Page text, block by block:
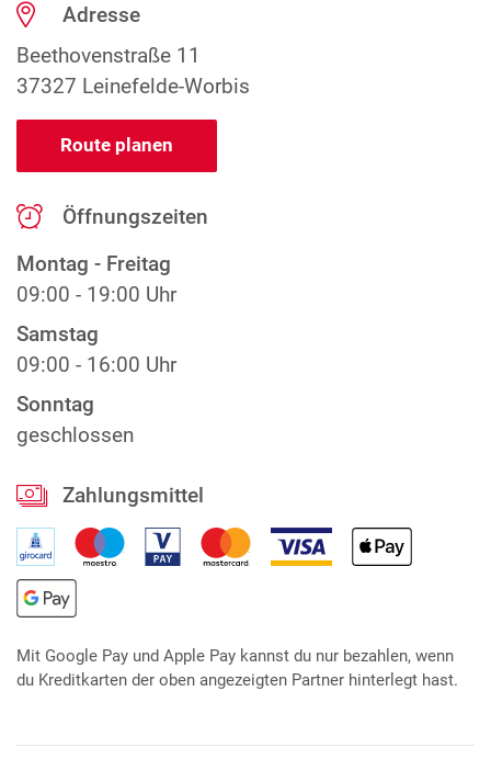
Adresse
Beethovenstraße 11
37327 Leinefelde-Worbis
Route planen
Öffnungszeiten
Montag - Freitag
09:00 - 19:00 Uhr
Samstag
09:00 - 16:00 Uhr
Sonntag
geschlossen
Zahlungsmittel
Mit Google Pay und Apple Pay kannst du nur bezahlen, wenn
du Kreditkarten der oben angezeigten Partner hinterlegt hast.